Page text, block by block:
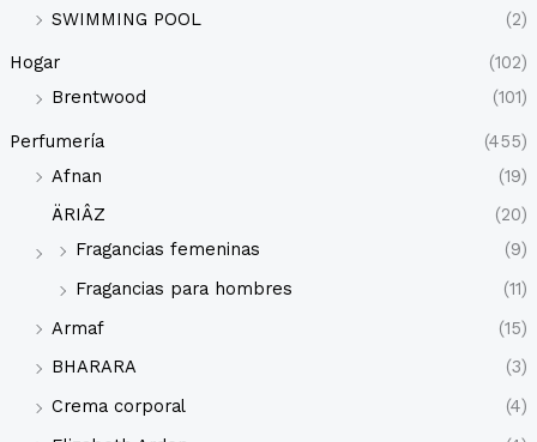
SWIMMING POOL
(2)
Hogar
(102)
Brentwood
(101)
Perfumería
(455)
Afnan
(19)
ÄRIÂZ
(20)
Fragancias femeninas
(9)
Fragancias para hombres
(11)
Armaf
(15)
BHARARA
(3)
Crema corporal
(4)